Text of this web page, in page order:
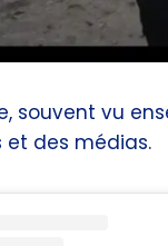
souvent vu
et des médias.